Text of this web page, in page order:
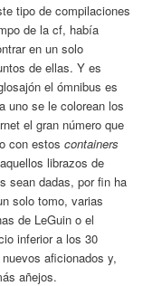
tipo de compilaciones
de la cf, había
en un solo
de ellas. Y es
el ómnibus es
uno se le colorean los
el gran número que
con estoscontainers
librazos de
sean dadas, por fin ha
solo tomo, varias
de LeGuin o el
inferior a los 30
aficionados y,
añejos.